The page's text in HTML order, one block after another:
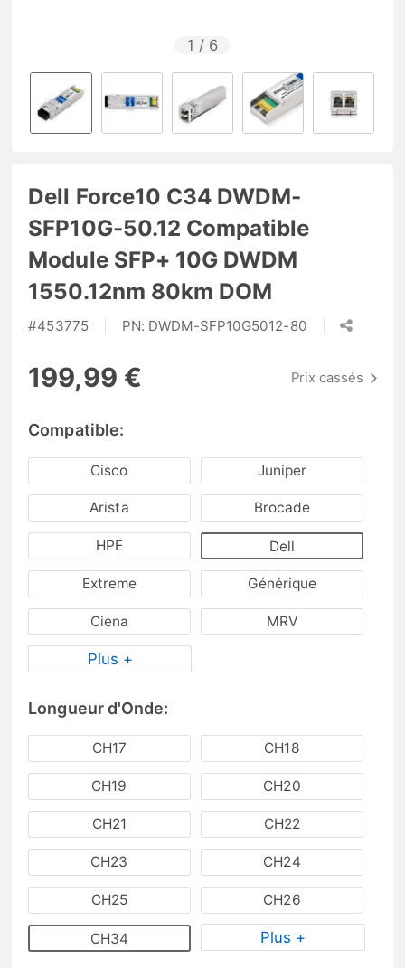
1 / 6
Dell Force10 C34 DWDM-
SFP10G-50.12 Compatible
Module SFP+ 10G DWDM
1550.12nm 80km DOM
#453775 PN: DWDM-SFP10G5012-80
199,99 € Prix cassés
Compatible:
Cisco Juniper
Arista Brocade
HPE Dell
Extreme Générique
Ciena MRV
Plus +
Longueur d'Onde:
CH17 CH18
CH19 CH20
CH21 CH22
CH23 CH24
CH25 CH26
CH34 Plus +